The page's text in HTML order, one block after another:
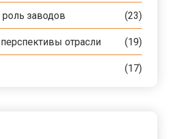
заводов (23)
отрасли (19)
(17)